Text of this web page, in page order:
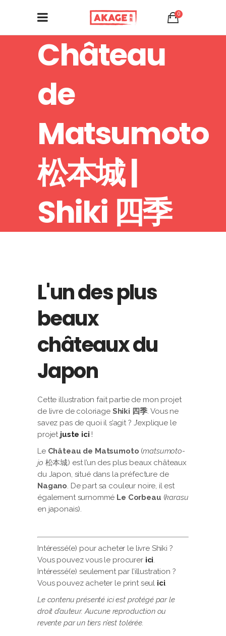
0
Château
de
Matsumoto
松本城 |
Shiki 四季
L'un des plus
beaux
châteaux du
Japon
Cette illustration fait partie de mon projet
de livre de coloriage Shiki 四季. Vous ne
savez pas de quoi il s’agit ? J’explique le
projet juste ici !
Le Château de Matsumoto (matsumoto-
jo 松本城) est l’un des plus beaux châteaux
du Japon, situé dans la préfecture de
Nagano. De part sa couleur noire, il est
également surnommé Le Corbeau (karasu
en japonais).
Intéressé(e) pour acheter le livre Shiki ?
Vous pouvez vous le procurer ici.
Intéressé(e) seulement par l’illustration ?
Vous pouvez acheter le print seul ici.
Le contenu présenté ici est protégé par le
droit d’auteur. Aucune reproduction ou
revente par un tiers n’est tolérée.